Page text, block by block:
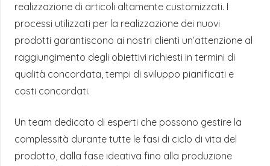
realizzazione di articoli altamente customizzati. I
processi utilizzati per la realizzazione dei nuovi
prodotti garantiscono ai nostri clienti un’attenzione al
raggiungimento degli obiettivi richiesti in termini di
qualità concordata, tempi di sviluppo pianificati e
costi concordati.
Un team dedicato di esperti che possono gestire la
complessità durante tutte le fasi di ciclo di vita del
prodotto, dalla fase ideativa fino alla produzione